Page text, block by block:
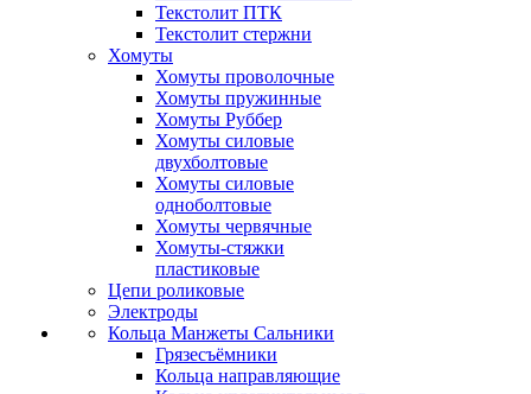
Текстолит ПТК
Текстолит стержни
Хомуты
Хомуты проволочные
Хомуты пружинные
Хомуты Руббер
Хомуты силовые
двухболтовые
Хомуты силовые
одноболтовые
Хомуты червячные
Хомуты-стяжки
пластиковые
Цепи роликовые
Электроды
Кольца Манжеты Сальники
Грязесъёмники
Кольца направляющие